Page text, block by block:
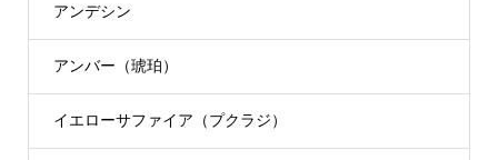
アンデシン
アンバー（琥珀）
イエローサファイア（プクラジ）